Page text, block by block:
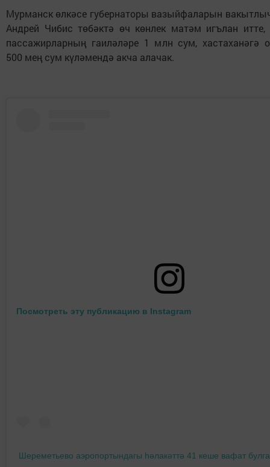
Мурманск өлкәсе губернаторы вазыйфаларын
Андрей Чибис төбәктә өч көнлек матәм игълан итте,
пассажирларның гаиләләре 1 млн сум, хастаханәгә
500 мең сум күләмендә акча алачак.
Посмотреть эту публикацию в Instagram
Шереметьево аэропортындагы һәлакәттә 41 кеше вафат